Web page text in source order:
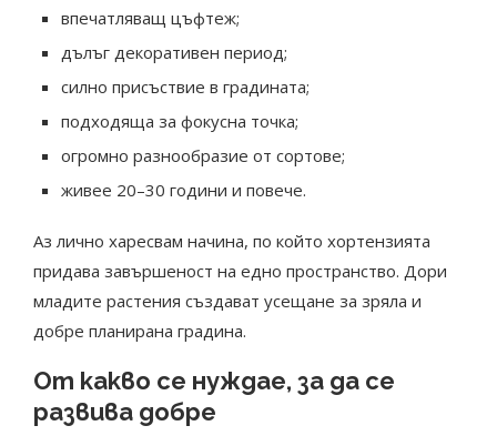
впечатляващ цъфтеж;
дълъг декоративен период;
силно присъствие в градината;
подходяща за фокусна точка;
огромно разнообразие от сортове;
живее 20–30 години и повече.
Аз лично харесвам начина, по който хортензията
придава завършеност на едно пространство. Дори
младите растения създават усещане за зряла и
добре планирана градина.
От какво се нуждае, за да се
развива добре